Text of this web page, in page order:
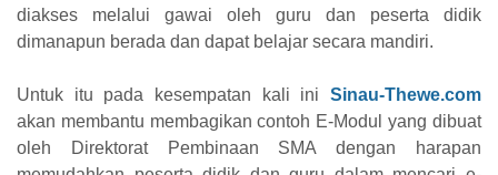
diakses melalui gawai oleh guru dan peserta didik
dimanapun berada dan dapat belajar secara mandiri.
Untuk itu pada kesempatan kali ini Sinau-Thewe.com
akan membantu membagikan contoh E-Modul yang dibuat
oleh Direktorat Pembinaan SMA dengan harapan